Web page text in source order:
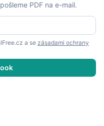
PDF na e-mail.
a se zásadami ochrany